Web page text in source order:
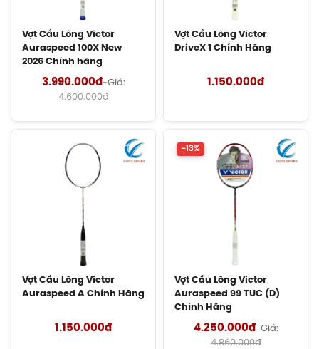
Balo Cầu Lông Yonex Q014-324-2012
450.000đ
Hãng
Cước Cầu Lông Victor VBS 66 Chính
Hãng
150.000đ
Vợt Cầu Lông Lining Turbo Charging
Marshal (Trắng) Chính Hãng
Giày Cầu Lông Yonex Cascade Accel
Gen 2 (Purple) New 2026 Chính Hãng
Vợt Cầu Lông Victor
Auraspeed 100X New
2026 Chính hãng
3.990.000đ-Giá:
4.600.000đ
Vợt Cầu Lông Victor
DriveX 1 Chính Hãng
1.150.000đ
Vợt Cầu Lông Victor
Auraspeed A Chính Hãng
1.150.000đ
-13%
Vợt Cầu Lông Victor
Auraspeed 99 TUC (D)
Chính Hãng
4.250.000đ-Giá:
4.860.000đ